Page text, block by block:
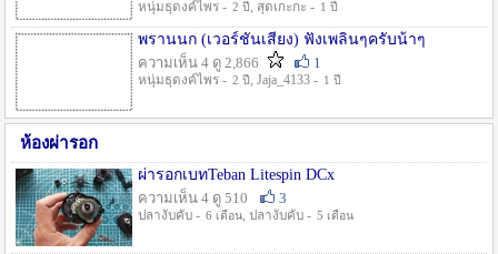
หนุ่มธุดงค์ไพร - 2 ปี , สุดเกะกะ - 1 ปี
พรานนก (เวอร์ชั่นเสียง) ฟังเพลินๆครับน้าๆ
ความเห็น 4 ดู 2,866
1
หนุ่มธุดงค์ไพร - 2 ปี , Jaja_4133 - 1 ปี
ห้องผ่ารอก
ผ่ารอกเบทTeban Litespin DCx
ความเห็น 4 ดู 510
3
ปลางับคับ - 6 เดือน, ปลางับคับ - 5 เดือน